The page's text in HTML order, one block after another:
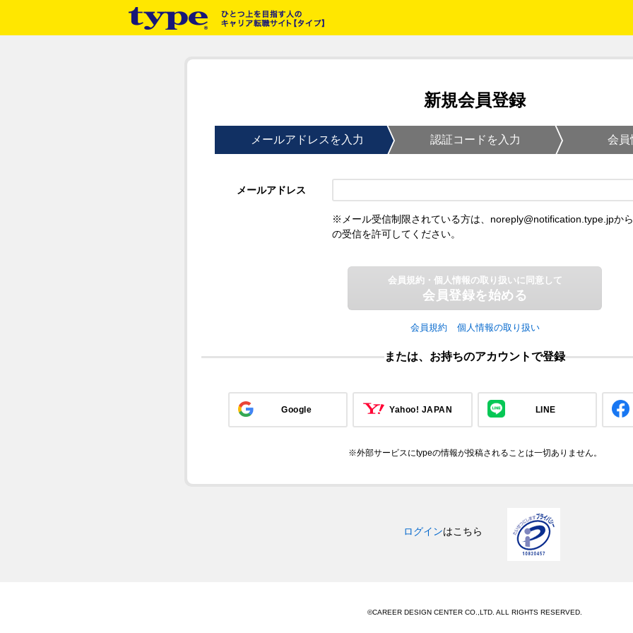
新規会員登録
メールアドレスを入力 認証コードを入力 会員
メールアドレス
※メール受信制限されている方は、noreply@notification.type.jpから
の受信を許可してください。
会員規約・個人情報の取り扱いに同意して
会員登録を始める
会員規約 個人情報の取り扱い
または、お持ちのアカウントで登録
Google Yahoo! JAPAN LINE
※外部サービスにtypeの情報が投稿されることは一切ありません。
ログインはこちら
©CAREER DESIGN CENTER CO.,LTD. ALL RIGHTS RESERVED.